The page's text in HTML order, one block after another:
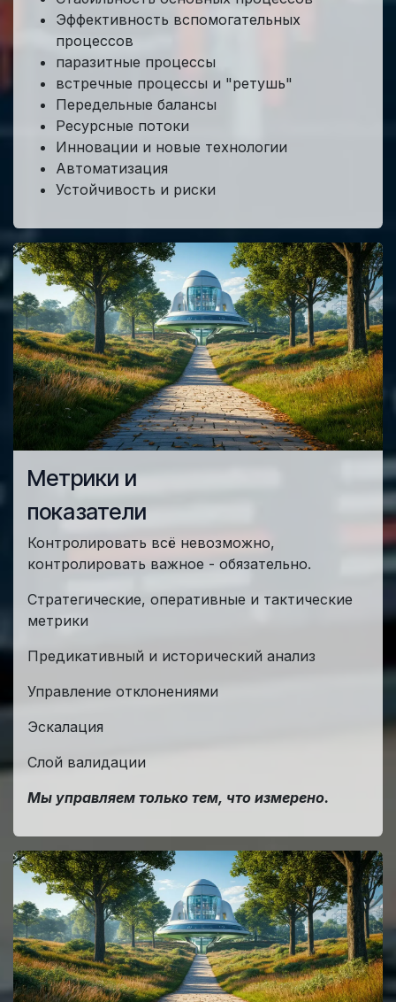
Эффективность вспомогательных
процессов
паразитные процессы
встречные процессы и "ретушь"
Передельные балансы
Ресурсные потоки
Инновации и новые технологии
Автоматизация
Устойчивость и риски
Метрики и
показатели
Контролировать всё невозможно,
контролировать важное - обязательно.
Стратегические, оперативные и тактические
метрики
Предикативный и исторический анализ
Управление отклонениями
Эскалация
Слой валидации
Мы управляем только тем, что измерено.